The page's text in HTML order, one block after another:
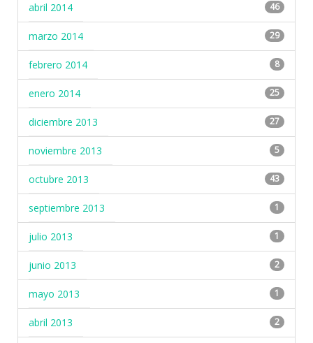
abril 2014 46
marzo 2014 29
febrero 2014 8
enero 2014 25
diciembre 2013 27
noviembre 2013 5
octubre 2013 43
septiembre 2013 1
julio 2013 1
junio 2013 2
mayo 2013 1
abril 2013 2